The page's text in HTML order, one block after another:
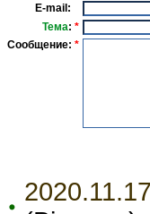
E-mail:
Тема: *
Сообщение: *